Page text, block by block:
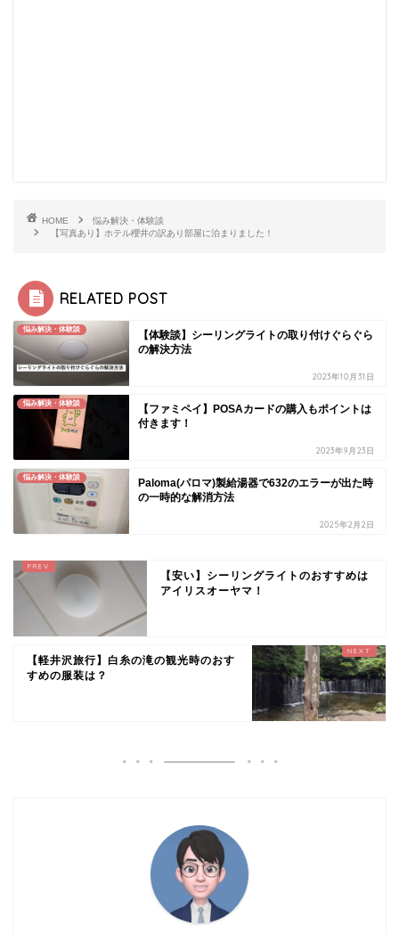
HOME
悩み解決・体験談
【写真あり】ホテル櫻井の訳あり部屋に泊まりました！
RELATED POST
悩み解決・体験談
【体験談】シーリングライトの取り付けぐらぐら
の解決方法
2023年10月31日
悩み解決・体験談
【ファミペイ】POSAカードの購入もポイントは
付きます！
2023年9月23日
悩み解決・体験談
Paloma(パロマ)製給湯器で632のエラーが出た時
の一時的な解消方法
2025年2月2日
【安い】シーリングライトのおすすめは
アイリスオーヤマ！
【軽井沢旅行】白糸の滝の観光時のおす
すめの服装は？